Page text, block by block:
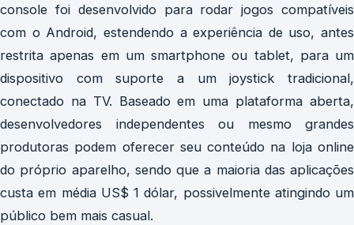
console foi desenvolvido para rodar jogos compatíveis
com o Android, estendendo a experiência de uso, antes
restrita apenas em um smartphone ou tablet, para um
dispositivo com suporte a um joystick tradicional,
conectado na TV. Baseado em uma plataforma aberta,
desenvolvedores independentes ou mesmo grandes
produtoras podem oferecer seu conteúdo na loja online
do próprio aparelho, sendo que a maioria das aplicações
custa em média US$ 1 dólar, possivelmente atingindo um
público bem mais casual.